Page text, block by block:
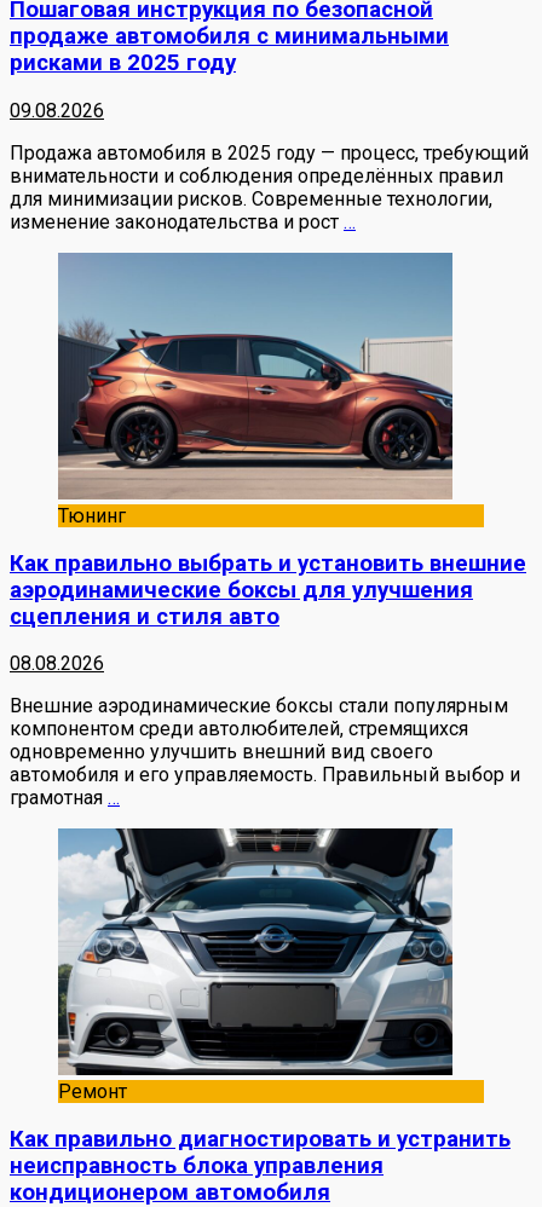
Пошаговая инструкция по безопасной
продаже автомобиля с минимальными
рисками в 2025 году
09.08.2026
Продажа автомобиля в 2025 году — процесс, требующий
внимательности и соблюдения определённых правил
для минимизации рисков. Современные технологии,
изменение законодательства и рост …
Тюнинг
Как правильно выбрать и установить внешние
аэродинамические боксы для улучшения
сцепления и стиля авто
08.08.2026
Внешние аэродинамические боксы стали популярным
компонентом среди автолюбителей, стремящихся
одновременно улучшить внешний вид своего
автомобиля и его управляемость. Правильный выбор и
грамотная …
Ремонт
Как правильно диагностировать и устранить
неисправность блока управления
кондиционером автомобиля